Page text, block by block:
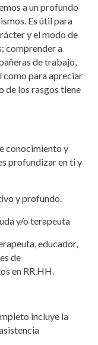
a un profundo
Es útil para
y el modo de
comprender a
de trabajo,
como para apreciar
de los rasgos tiene
conocimiento y
profundizar en ti y
y profundo.
y/o terapeuta
educador,
de
en RR.HH.
incluye la